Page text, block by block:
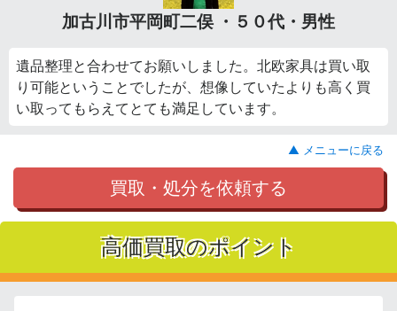
加古川市平岡町二俣 ・５０代・男性
遺品整理と合わせてお願いしました。北欧家具は買い取
り可能ということでしたが、想像していたよりも高く買
い取ってもらえてとても満足しています。
▲ メニューに戻る
買取・処分を依頼する
高価買取のポイント